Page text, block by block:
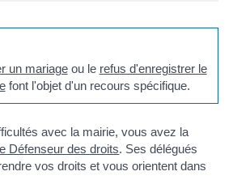
un mariageou le refus d'enregistrer le
font l'objet d'un recours spécifique.
avec la mairie, vous avez la
Défenseur des droits. Ses délégués
vos droits et vous orientent dans